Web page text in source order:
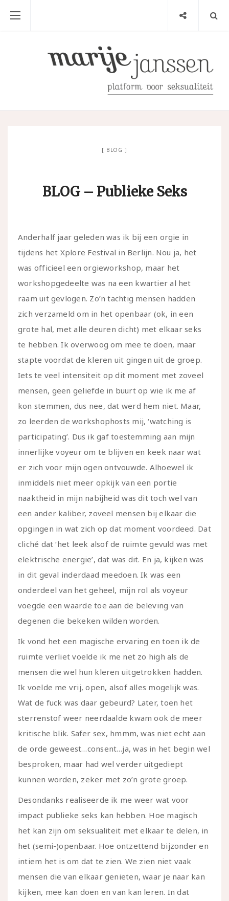
BLOG
BLOG – Publieke Seks
Anderhalf jaar geleden was ik bij een orgie in
tijdens het Xplore Festival in Berlijn. Nou ja, het
was officieel een orgieworkshop, maar het
workshopgedeelte was na een kwartier al het
raam uit gevlogen. Zo’n tachtig mensen hadden
zich verzameld om in het openbaar (ok, in een
grote hal, met alle deuren dicht) met elkaar seks
te hebben. Ik overwoog om mee te doen, maar
stapte voordat de kleren uit gingen uit de groep.
Iets te veel intensiteit op dit moment met zoveel
mensen, geen geliefde in buurt op wie ik me af
kon stemmen, dus nee, dat werd hem niet. Maar,
zo leerden de workshophosts mij, ‘watching is
participating’. Dus ik gaf toestemming aan mijn
innerlijke voyeur om te blijven en keek naar wat
er zich voor mijn ogen ontvouwde. Alhoewel ik
inmiddels niet meer opkijk van een portie
naaktheid in mijn nabijheid was dit toch wel van
een ander kaliber, zoveel mensen bij elkaar die
opgingen in wat zich op dat moment voordeed. Dat
cliché dat ‘het leek alsof de ruimte gevuld was met
elektrische energie’, dat was dit. En ja, kijken was
in dit geval inderdaad meedoen. Ik was een
onderdeel van het geheel, mijn rol als voyeur
voegde een waarde toe aan de beleving van
degenen die bekeken wilden worden.
Ik vond het een magische ervaring en toen ik de
ruimte verliet voelde ik me net zo high als de
mensen die wel hun kleren uitgetrokken hadden.
Ik voelde me vrij, open, alsof alles mogelijk was.
Wat de fuck was daar gebeurd? Later, toen het
sterrenstof weer neerdaalde kwam ook de meer
kritische blik. Safer sex, hmmm, was niet echt aan
de orde geweest…consent…ja, was in het begin wel
besproken, maar had wel verder uitgediept
kunnen worden, zeker met zo’n grote groep.
Desondanks realiseerde ik me weer wat voor
impact publieke seks kan hebben. Hoe magisch
het kan zijn om seksualiteit met elkaar te delen, in
het (semi-)openbaar. Hoe ontzettend bijzonder en
intiem het is om dat te zien. We zien niet vaak
mensen die van elkaar genieten, waar je naar kan
kijken, mee kan doen en van kan leren. In dat